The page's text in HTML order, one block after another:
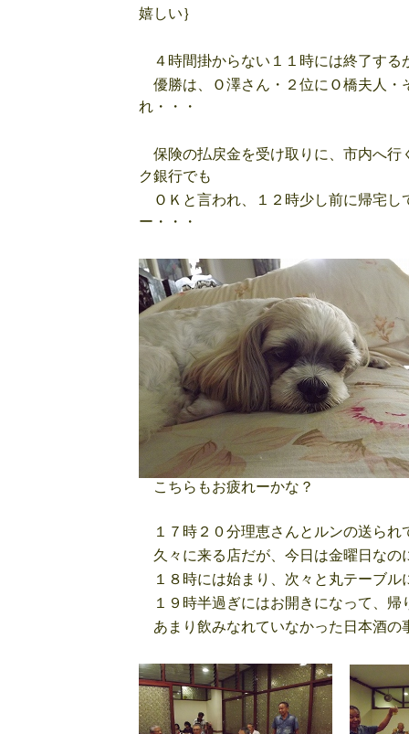
嬉しい｝
４時間掛からない１１時には終了する
優勝は、Ｏ澤さん・２位にＯ橋夫人
れ・・・
保険の払戻金を受け取りに、市内へ
ク銀行でも
ＯＫと言われ、１２時少し前に帰宅
ー・・・
こちらもお疲れーかな？
１７時２０分理恵さんとルンの送ら
久々に来る店だが、今日は金曜日なの
１８時には始まり、次々と丸テーブル
１９時半過ぎにはお開きになって、帰
あまり飲みなれていなかった日本酒の